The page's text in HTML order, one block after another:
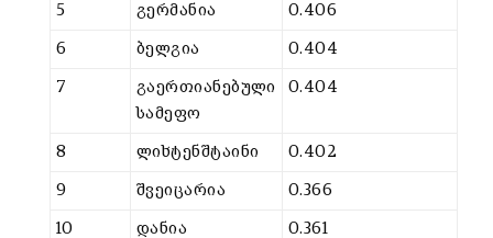
5 გერმანია 0.406
6 ბელგია 0.404
7
გაერთიანებული
სამეფო
0.404
8 ლიხტენშტაინი 0.402
9 შვეიცარია 0.366
10 დანია 0.361